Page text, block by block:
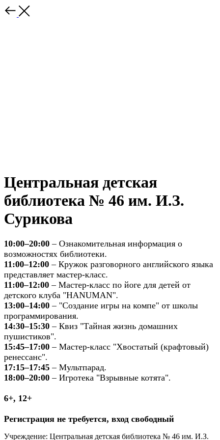
Центральная детская
библиотека № 46 им. И.З.
Сурикова
10:00–20:00 – Ознакомительная информация о
возможностях библиотеки.
11:00–12:00 – Кружок разговорного английского языка
представляет мастер-класс.
11:00–12:00 – Мастер-класс по йоге для детей от
детского клуба "HANUMAN".
13:00–14:00 – "Создание игры на компе" от школы
программирования.
14:30–15:30 – Квиз "Тайная жизнь домашних
пушистиков".
15:45–17:00 – Мастер-класс "Хвостатый (крафтовый)
ренессанс".
17:15–17:45 – Мультпарад.
18:00–20:00 – Игротека "Взрывные котята".
6+, 12+
Регистрация не требуется, вход свободный
Учреждение: Центральная детская библиотека № 46 им. И.З.